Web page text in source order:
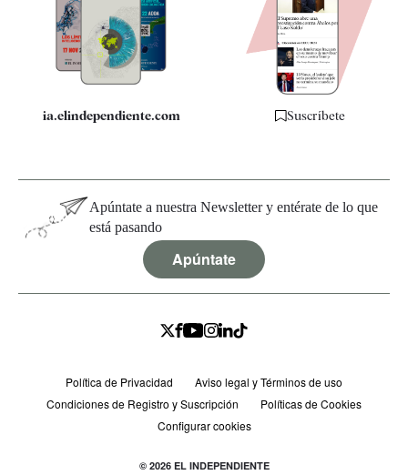
Quiénes somos
Especificaciones
ia.elindependiente.com Suscríbete
Apúntate a nuestra Newsletter y entérate de lo que
está pasando
Apúntate
Política de Privacidad
Aviso legal y Términos de uso
Condiciones de Registro y Suscripción
Políticas de Cookies
Configurar cookies
© 2026 EL INDEPENDIENTE